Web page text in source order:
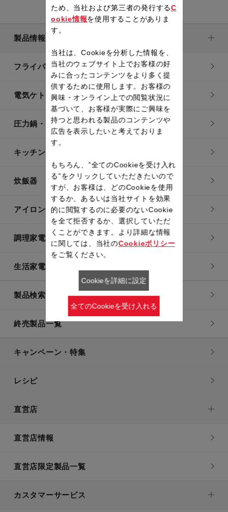
製品情報
フライパン・鍋
電気ケトル
圧力鍋・電気圧力鍋
キッチン用品
炊飯器
アイロン・衣類スチーマー
調理家電
生活家電
製品検索一覧
終売製品一覧
キャンペーン・特集
レシピ
直営店
直営店情報
直営店限定製品一覧
カスタマーサービス
ため、当社および第三者の発行するC
ookie情報を使用することがありま
す。
当社は、Cookieを分析した情報を、
当社のウェブサイト上でお客様の好
みに合ったコンテンツをより多く提
供するために使用します。お客様の
興味・オンライン上での閲覧状況に
基づいて、お客様が実際にご興味を
持つと思われる製品のコンテンツや
広告を表示したいと考えておりま
す。
もちろん、”全てのCookieを受け入れ
る”をクリックしていただきたいので
すが、お客様は、どのCookieを使用
するか、あるいは当社サイトを効果
的に閲覧するのに必要のないCookie
を全て拒否するか、選択していただ
くことができます。より詳細な情報
に関しては、当社のCookieポリシー
をご覧ください。
Cookieを詳細に設定
全てのCookieを受け入れる